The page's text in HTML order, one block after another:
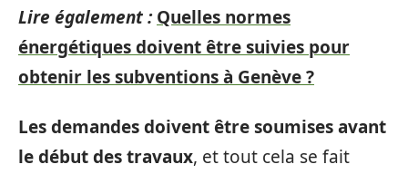
Lire également : Quelles normes
énergétiques doivent être suivies pour
obtenir les subventions à Genève ?
Les demandes doivent être soumises avant
le début des travaux, et tout cela se fait